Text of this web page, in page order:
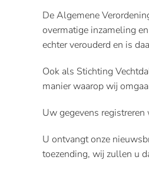
De Algemene
overmatige inzameling
echter verouderd en is
Ook als Stichting
manier waarop wij
Uw gegevens
U ontvangt onze
toezending, wij zullen u